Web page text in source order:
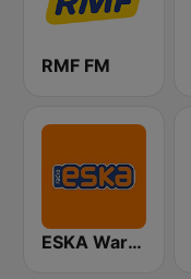
RMF FM
ESKA Warszawa